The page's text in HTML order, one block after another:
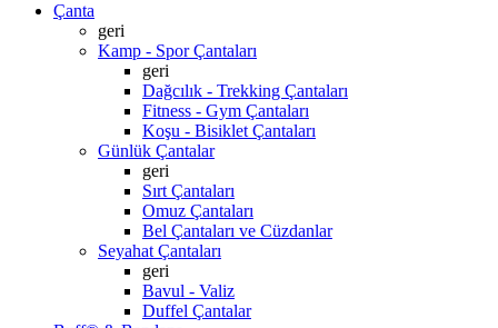
Çanta
geri
Kamp - Spor Çantaları
geri
Dağcılık - Trekking Çantaları
Fitness - Gym Çantaları
Koşu - Bisiklet Çantaları
Günlük Çantalar
geri
Sırt Çantaları
Omuz Çantaları
Bel Çantaları ve Cüzdanlar
Seyahat Çantaları
geri
Bavul - Valiz
Duffel Çantalar